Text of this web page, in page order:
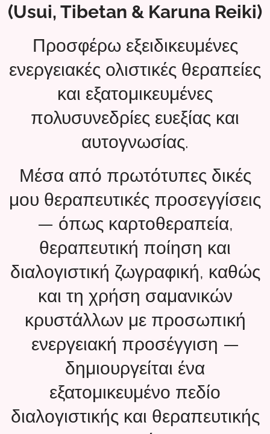
(Usui, Tibetan & Karuna Reiki)
Προσφέρω εξειδικευμένες
ενεργειακές ολιστικές θεραπείες
και εξατομικευμένες
πολυσυνεδρίες ευεξίας και
αυτογνωσίας.
Μέσα από πρωτότυπες δικές
μου θεραπευτικές προσεγγίσεις
— όπως καρτοθεραπεία,
θεραπευτική ποίηση και
διαλογιστική ζωγραφική, καθώς
και τη χρήση σαμανικών
κρυστάλλων με προσωπική
ενεργειακή προσέγγιση —
δημιουργείται ένα
εξατομικευμένο πεδίο
διαλογιστικής και θεραπευτικής